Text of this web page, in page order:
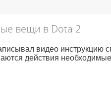
вещи в Dota 2
видео инструкцию
действия